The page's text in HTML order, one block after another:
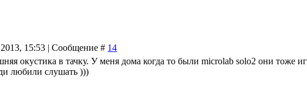
15:53 | Сообщение # 14
окустика в тачку. У меня дома когда то были microlab solo2 они тоже
любили слушать )))